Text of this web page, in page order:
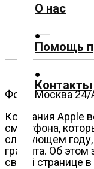
Слово
О
Помощь
проекту
О нас
Помощь
Контакты
Фото: Москва
Компания Apple
смартфона,
следующем году,
графита. Об
своей странице в